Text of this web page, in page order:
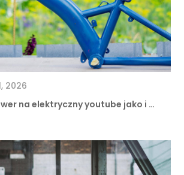
2026
na elektryczny youtube jako i …